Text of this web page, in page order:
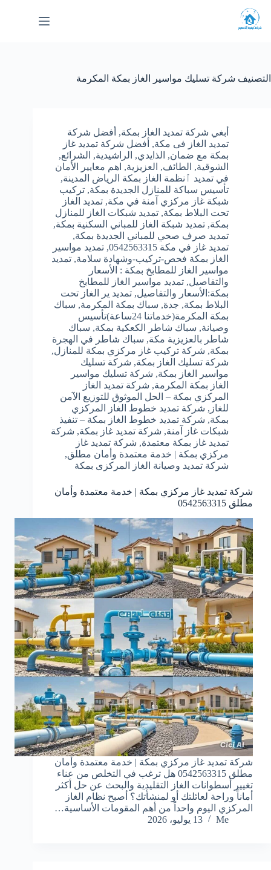
إلى
المحتوى
التصنيف شركة تسليك مواسير الغاز بمكة المكرمة
أبغي شركة تمديد الغاز بمكة, أفضل شركة
تمديد الغاز فى مكة, أفضل شركة تمديد غاز
بمكة مع ضمان, الذايدي, الراشيدية, الشرائع,
الشوقية, الطائف, العزيزية, اهم معايير الأمان
في تمديد ٱنظمة الغاز بمكة الرياض المدينة,
تأسيس سباكة للمنازل الجديدة بمكة, تركيب
شبكة غاز مركزي آمنة في مكة, تمديد الغاز
تحت البلاط بمكة, تمديد شبكات الغاز للمنازل
بمكة, تمديد شبكة الغاز للمباني السكنية بمكة,
تمديد صرف صحي للمباني الجديدة بمكة,
تمديد غاز في مكة 0542563315
, تمديد مواسير
الغاز بمكة فحص-تركيب-وشهادة سلامة, تمديد
مواسير الغاز للمطابخ بمكة : الأسعار
والتفاصيل, تمديد مواسير الغاز للمطابخ
بمكة:الأسعار والتفاصيل, تمديد ير الغاز تحت
البلاط بمكة, جدة, سباك بمكة المكرمة, سباك
بمكة المكرمة(خدماتنا 24ساعة)تأسيس
وصيانة, سباك شاطر الكعكية بمكة, سباك
شاطر بالعزيزية مكة, سباك شاطر في الهجرة
بمكة, شركة تركيب غاز مركزي بمكة للمنازل,
شركة تسليك الغاز بمكة, شركة تسليك
مواسير الغاز بمكة, شركة تسليك مواسير
الغاز بمكة المكرمة, شركة تمديد الغاز
المركزي بمكة – الحل الموثوق للتوزيع الآمن
للغاز , شركة تمديد خطوط الغاز المركزي
بمكة, شركة تمديد خطوط الغاز بمكة – تنفيذ
شبكات غاز آمنة, شركة تمديد غاز بمكة, شركة
تمديد غاز بمكة معتمدة, شركة تمديد غاز
مركزي بمكة | خدمة معتمدة وأمان مطلق,
شركة تمديد وصيانة الغاز المركزى بمكة
شركة تمديد غاز مركزي بمكة | خدمة معتمدة وأمان
مطلق 0542563315
شركة تمديد غاز مركزي بمكة | خدمة معتمدة وأمان
مطلق 0542563315 هل ترغب في التخلص من عناء
تغيير أسطوانات الغاز التقليدية والبحث عن حل أكثر
أماناً وراحة لعائلتك أو لمنشأتك؟ أصبح نظام الغاز
المركزي اليوم واحداً من أهم المقومات الأساسية…
Me
13 يوليو، 2026